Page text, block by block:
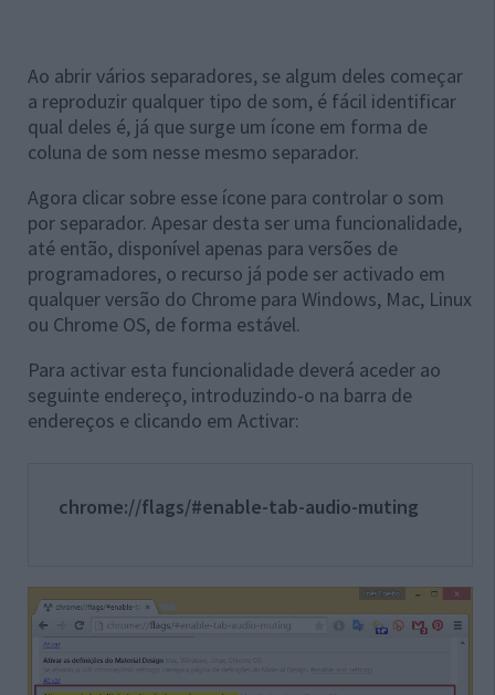
Ao abrir vários separadores, se algum deles começar
a reproduzir qualquer tipo de som, é fácil identificar
qual deles é, já que surge um ícone em forma de
coluna de som nesse mesmo separador.
Agora clicar sobre esse ícone para controlar o som
por separador. Apesar desta ser uma funcionalidade,
até então, disponível apenas para versões de
programadores, o recurso já pode ser activado em
qualquer versão do Chrome para Windows, Mac, Linux
ou Chrome OS, de forma estável.
Para activar esta funcionalidade deverá aceder ao
seguinte endereço, introduzindo-o na barra de
endereços e clicando em Activar:
chrome://flags/#enable-tab-audio-muting